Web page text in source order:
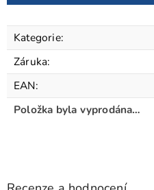
Kategorie:
Záruka:
EAN:
Položka byla vyprodána…